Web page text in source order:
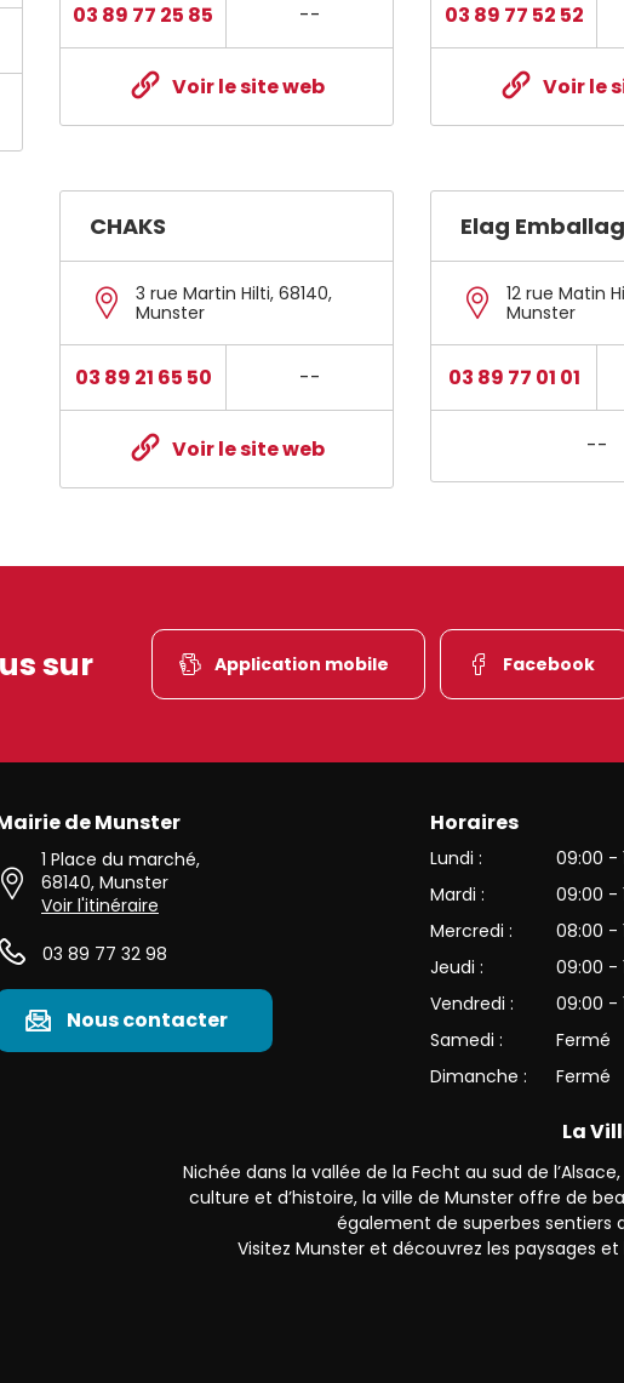
03 89 77 25 85 --
Voir le site web
03 89 77 52 52
Voir le
CHAKS
3 rue Martin Hilti, 68140,
Munster
03 89 21 65 50 --
Voir le site web
Elag
12 rue Matin
Munster
03 89 77 01 01
--
sur Application mobile Facebook
de l’Alsace et de l’une des plus belles vallées du versant alsacien des
de Munster
1 Place du marché,
68140, Munster
Voir l'itinéraire
03 89 77 32 98
Nous contacter
Horaires
Lundi : 09:00 -
Mardi :
09:00 -
Mercredi :
08:00 -
Jeudi :
09:00 -
Vendredi :
09:00 -
Samedi :
Fermé
Dimanche :
Fermé
La
Nichée dans la vallée de la Fecht au sud de
culture et d’histoire, la ville de Munster offre de
également de superbes sentiers
Visitez Munster et découvrez les paysages